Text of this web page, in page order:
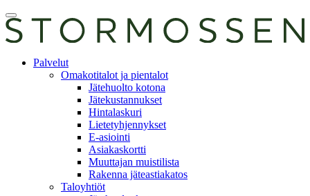
Skip
to
content
Avaa
päävalikko
asiointiPalvelut
Omakotitalot ja pientalot
Jätehuolto kotona
Jätekustannukset
Hintalaskuri
Lietetyhjennykset
E-asiointi
Asiakaskortti
Muuttajan muistilista
Rakenna jäteastiakatos
Taloyhtiöt